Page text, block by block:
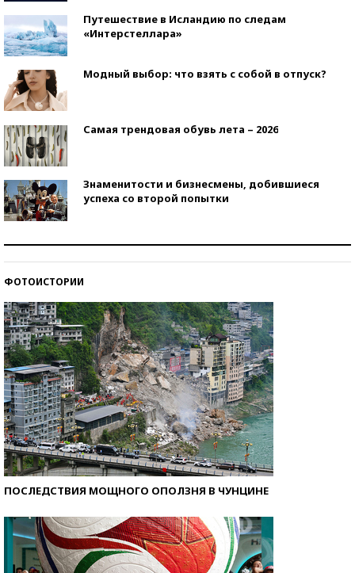
Путешествие в Исландию по следам
«Интерстеллара»
Модный выбор: что взять с собой в отпуск?
Самая трендовая обувь лета – 2026
Знаменитости и бизнесмены, добившиеся
успеха со второй попытки
ФОТОИСТОРИИ
ПОСЛЕДСТВИЯ МОЩНОГО ОПОЛЗНЯ В ЧУНЦИНЕ